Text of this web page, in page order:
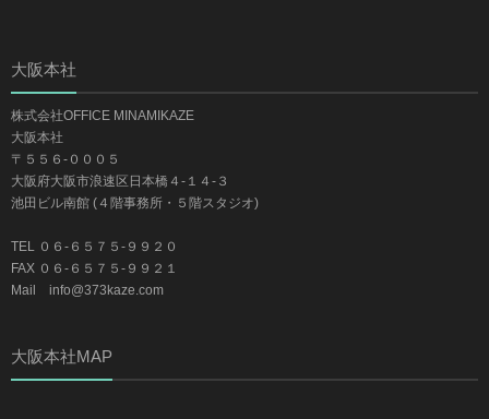
大阪本社
株式会社OFFICE MINAMIKAZE
大阪本社
〒５５６-０００５
大阪府大阪市浪速区日本橋４-１４-３
池田ビル南館 (４階事務所・５階スタジオ)
TEL ０６-６５７５-９９２０
FAX ０６-６５７５-９９２１
Mail info@373kaze.com
大阪本社MAP